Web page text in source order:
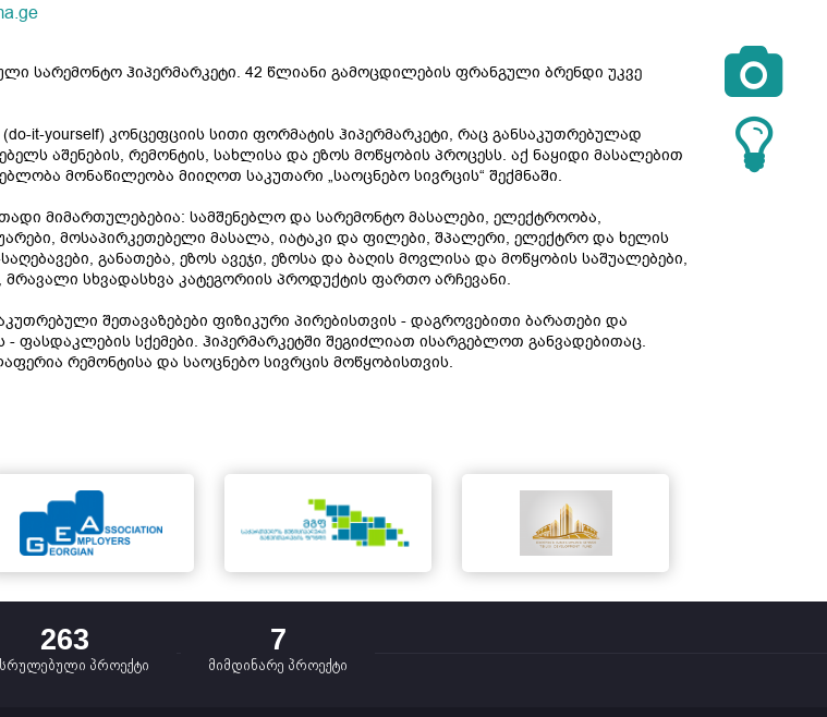
სარემონტო ჰიპერმარკეტი. 42 წლიანი გამოცდილების ფრანგული ბრენდი უკვე
(do-it-yourself) კონცეფციის სითი ფორმატის ჰიპერმარკეტი, რაც განსაკუთრებულად
აშენების, რემონტის, სახლისა და ეზოს მოწყობის პროცესს. აქ ნაყიდი მასალებით
მონაწილეობა მიიღოთ საკუთარი „საოცნებო სივრცის“ შექმნაში.
მიმართულებებია: სამშენებლო და სარემონტო მასალები, ელექტროობა,
მოსაპირკეთებელი მასალა, იატაკი და ფილები, შპალერი, ელექტრო და ხელის
განათება, ეზოს ავეჯი, ეზოსა და ბაღის მოვლისა და მოწყობის საშუალებები,
მრავალი სხვადასხვა კატეგორიის პროდუქტის ფართო არჩევანი.
შეთავაზებები ფიზიკური პირებისთვის - დაგროვებითი ბარათები და
- ფასდაკლების სქემები. ჰიპერმარკეტში შეგიძლიათ ისარგებლოთ განვადებითაც.
რემონტისა და საოცნებო სივრცის მოწყობისთვის.

263
პროექტი
7
მიმდინარე პროექტი